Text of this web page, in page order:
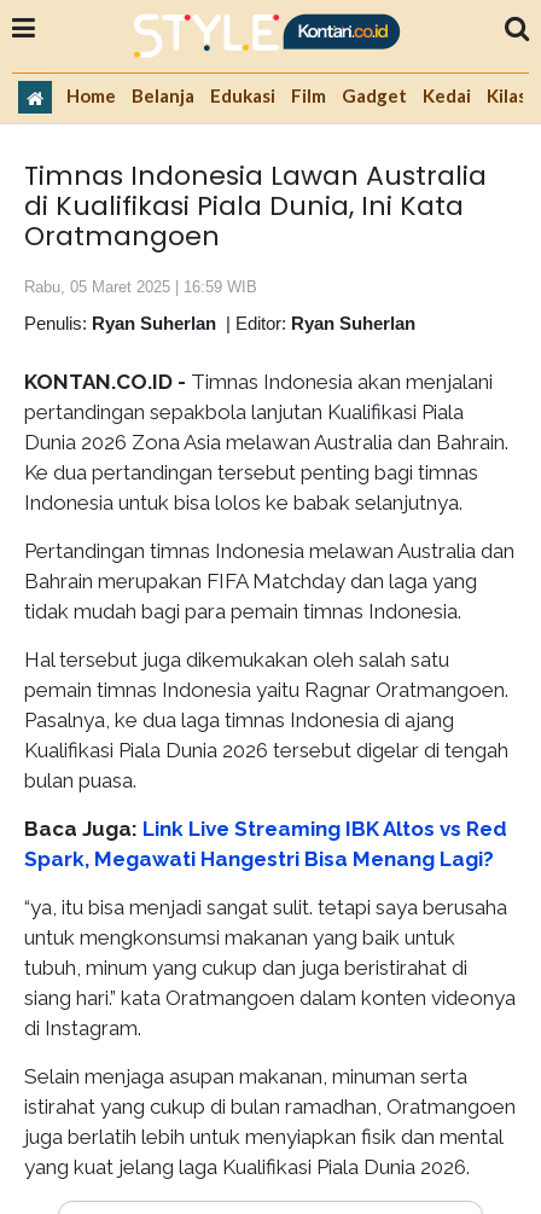
Home Belanja Edukasi Film Gadget Kedai Kilas
Timnas Indonesia Lawan Australia
di Kualifikasi Piala Dunia, Ini Kata
Oratmangoen
Rabu, 05 Maret 2025 | 16:59 WIB
Penulis: Ryan Suherlan | Editor: Ryan Suherlan
KONTAN.CO.ID - Timnas Indonesia akan menjalani
pertandingan sepakbola lanjutan Kualifikasi Piala
Dunia 2026 Zona Asia melawan Australia dan Bahrain.
Ke dua pertandingan tersebut penting bagi timnas
Indonesia untuk bisa lolos ke babak selanjutnya.
Pertandingan timnas Indonesia melawan Australia dan
Bahrain merupakan FIFA Matchday dan laga yang
tidak mudah bagi para pemain timnas Indonesia.
Hal tersebut juga dikemukakan oleh salah satu
pemain timnas Indonesia yaitu Ragnar Oratmangoen.
Pasalnya, ke dua laga timnas Indonesia di ajang
Kualifikasi Piala Dunia 2026 tersebut digelar di tengah
bulan puasa.
Baca Juga: Link Live Streaming IBK Altos vs Red
Spark, Megawati Hangestri Bisa Menang Lagi?
“ya, itu bisa menjadi sangat sulit. tetapi saya berusaha
untuk mengkonsumsi makanan yang baik untuk
tubuh, minum yang cukup dan juga beristirahat di
siang hari.” kata Oratmangoen dalam konten videonya
di Instagram.
Selain menjaga asupan makanan, minuman serta
istirahat yang cukup di bulan ramadhan, Oratmangoen
juga berlatih lebih untuk menyiapkan fisik dan mental
yang kuat jelang laga Kualifikasi Piala Dunia 2026.